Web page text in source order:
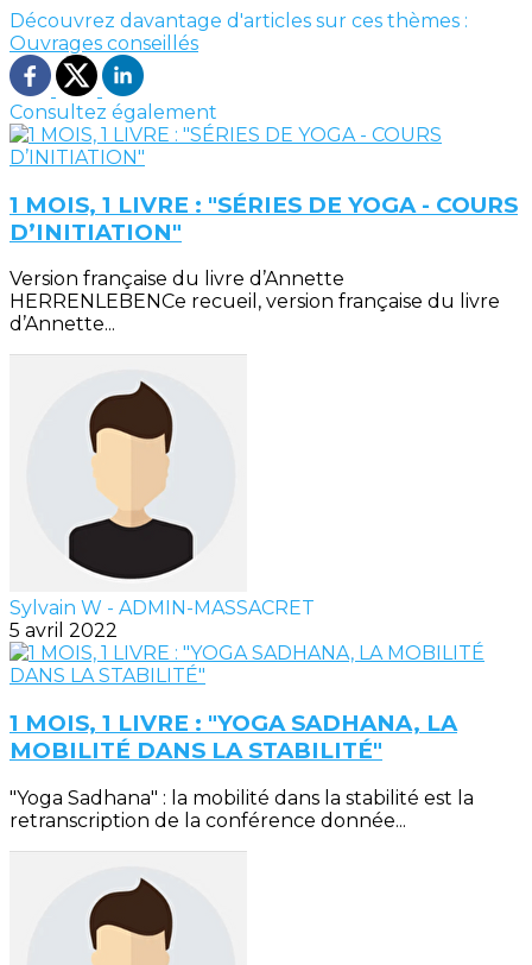
Découvrez davantage d'articles sur ces thèmes :
Ouvrages conseillés
Consultez également
1 MOIS, 1 LIVRE : "SÉRIES DE YOGA - COURS
D’INITIATION"
Version française du livre d’Annette
HERRENLEBENCe recueil, version française du livre
d’Annette...
Sylvain W - ADMIN-MASSACRET
5 avril 2022
1 MOIS, 1 LIVRE : "YOGA SADHANA, LA
MOBILITÉ DANS LA STABILITÉ"
"Yoga Sadhana" : la mobilité dans la stabilité est la
retranscription de la conférence donnée...